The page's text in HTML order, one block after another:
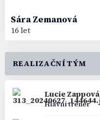
REALIZAČNÍ TÝM
LucieZappová
Hlavní trenér
SáraZemanová
16 let